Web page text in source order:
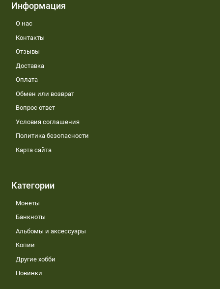
Информация
О нас
Контакты
Отзывы
Доставка
Оплата
Обмен или возврат
Вопрос ответ
Условия соглашения
Политика безопасности
Карта сайта
Категории
Монеты
Банкноты
Альбомы и аксессуары
Копии
Другие хобби
Новинки